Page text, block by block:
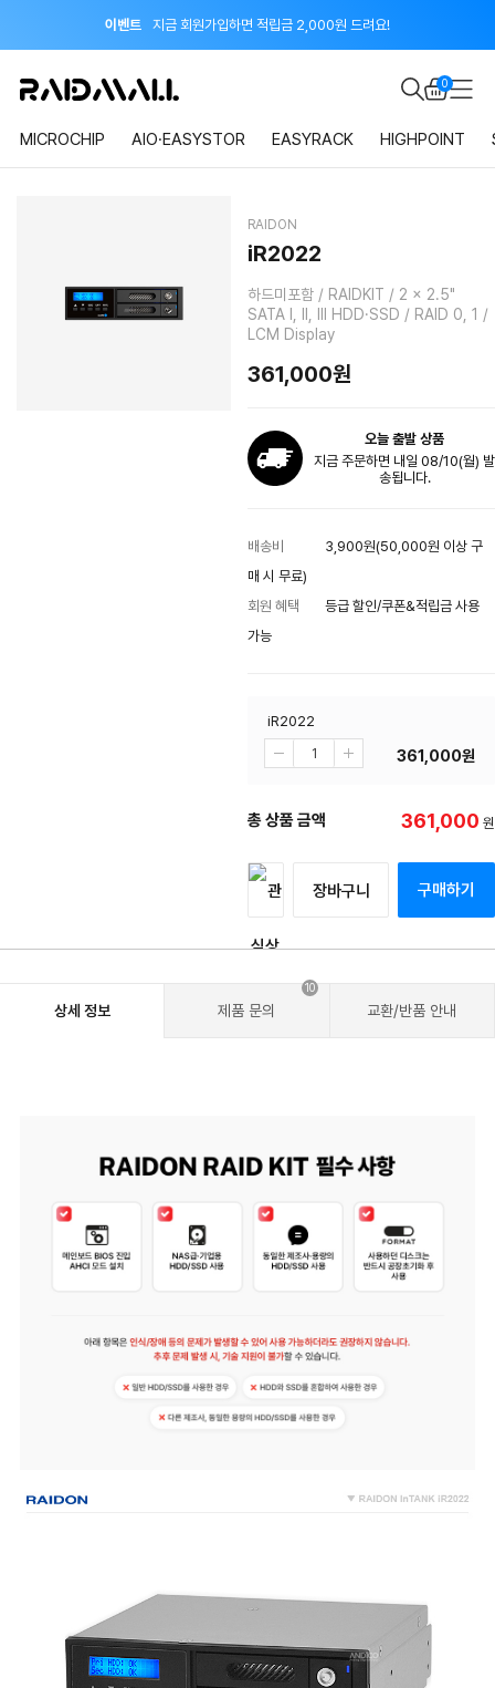
이벤트 지금 회원가입하면 적립금 2,000원 드려요!
공지 0
MICROCHIP AIO·EASYSTOR EASYRACK HIGHPOINT
RAIDON
iR2022
하드미포함 / RAIDKIT / 2 x 2.5"
SATA I, II, III HDD·SSD / RAID 0, 1 /
LCM Display
361,000원
오늘 출발 상품
지금 주문하면 내일 08/10(월) 발
송됩니다.
배송비
3,900원(50,000원 이상 구
매 시 무료)
회원 혜택
등급 할인/쿠폰&적립금 사용
가능
iR2022
361,000원
총 상품 금액 361,000 원
장바구니 구매하기
상세 정보 제품 문의
10
교환/반품 안내